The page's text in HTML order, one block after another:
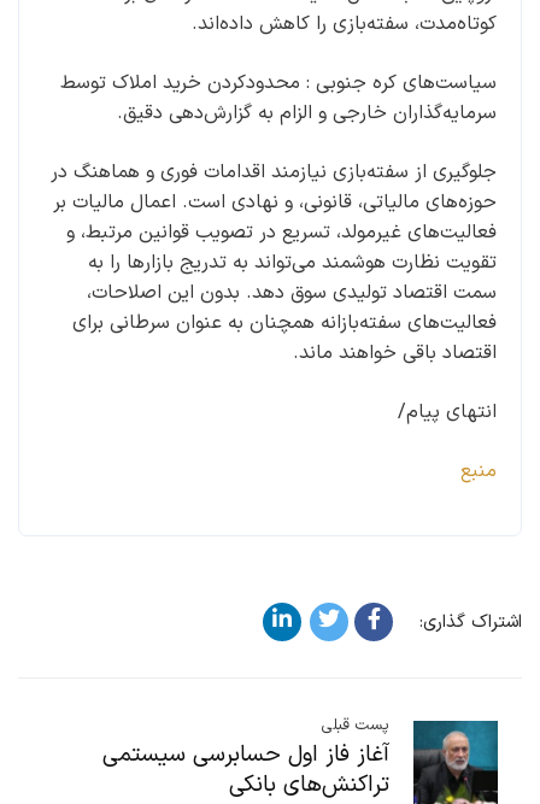
کوتاه‌مدت، سفته‌بازی را کاهش داده‌اند.
سیاست‌های کره جنوبی : محدودکردن خرید املاک توسط
سرمایه‌گذاران خارجی و الزام به گزارش‌دهی دقیق.
جلوگیری از سفته‌بازی نیازمند اقدامات فوری و هماهنگ در
حوزه‌های مالیاتی، قانونی، و نهادی است. اعمال مالیات بر
فعالیت‌های غیرمولد، تسریع در تصویب قوانین مرتبط، و
تقویت نظارت هوشمند می‌تواند به تدریج بازارها را به
سمت اقتصاد تولیدی سوق دهد. بدون این اصلاحات،
فعالیت‌های سفته‌بازانه همچنان به عنوان سرطانی برای
اقتصاد باقی خواهند ماند.
انتهای پیام/
منبع
اشتراک گذاری:
پست قبلی
آغاز فاز اول حسابرسی سیستمی
تراکنش‌های بانکی